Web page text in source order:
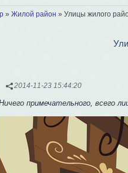
» Жилой район » Улицы жилого
2014-11-23 15:44:20
примечательного, всего